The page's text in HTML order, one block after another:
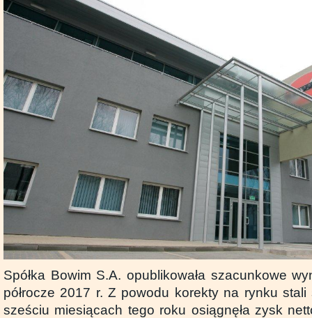
Spółka Bowim S.A. opublikowała szacunkowe
półrocze 2017 r. Z powodu korekty na rynku stali
sześciu miesiącach tego roku osiągnęła zysk